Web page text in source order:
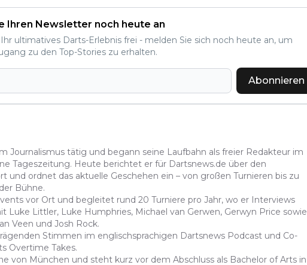
Ihren Newsletter noch heute an
ultimatives Darts-Erlebnis frei - melden Sie sich noch heute an, um
zu den Top-Stories zu erhalten.
Abonnieren
Journalismus tätig und begann seine Laufbahn als freier Redakteur im
Tageszeitung. Heute berichtet er für Dartsnews.de über den
und ordnet das aktuelle Geschehen ein – von großen Turnieren bis zu
Bühne.
vor Ort und begleitet rund 20 Turniere pro Jahr, wo er Interviews
Luke Littler, Luke Humphries, Michael van Gerwen, Gerwyn Price sowie
Veen und Josh Rock.
Stimmen im englischsprachigen Dartsnews Podcast und Co-
Overtime Takes.
von München und steht kurz vor dem Abschluss als Bachelor of Arts in